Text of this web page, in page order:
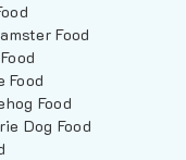
Food
Food
Food
Dog Food